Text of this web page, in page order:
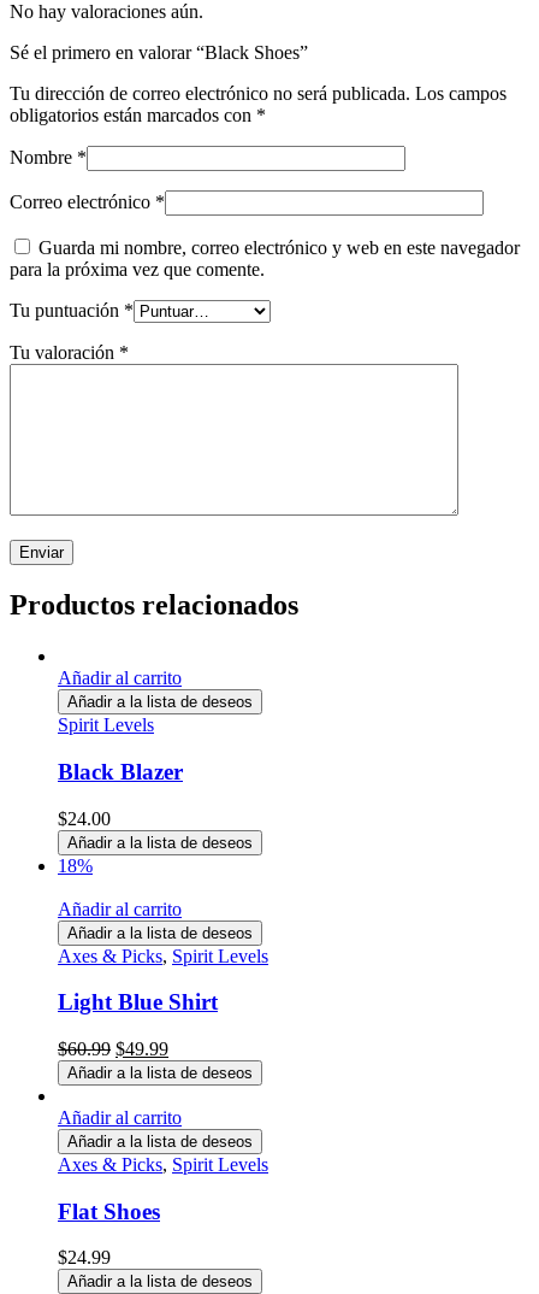
No hay valoraciones aún.
Sé el primero en valorar “Black Shoes”
Tu dirección de correo electrónico no será publicada. Los campos
obligatorios están marcados con *
Nombre *
Correo electrónico *
Guarda mi nombre, correo electrónico y web en este navegador
para la próxima vez que comente.
Tu puntuación *
Tu valoración *
Productos relacionados
Añadir al carrito
Añadir a la lista de deseos
Spirit Levels
Black Blazer
$24.00
Añadir a la lista de deseos
18%
Añadir al carrito
Añadir a la lista de deseos
Axes & Picks, Spirit Levels
Light Blue Shirt
$60.99 El
precio
original
era:
$60.99.
$49.99El
precio
actual
es:
$49.99.
Añadir a la lista de deseos
Añadir al carrito
Añadir a la lista de deseos
Axes & Picks, Spirit Levels
Flat Shoes
$24.99
Añadir a la lista de deseos